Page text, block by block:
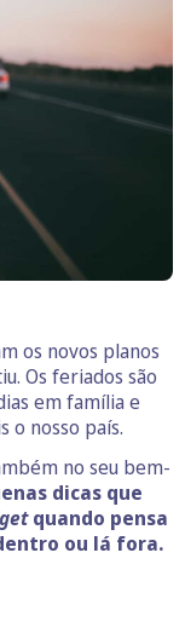
os novos planos
Os feriados são
em família e
o nosso país.
no seu bem-
dicas que
quando pensa
ou lá fora.